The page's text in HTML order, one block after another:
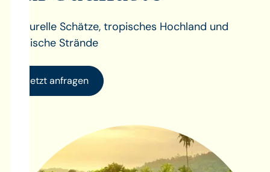
Kulturelle Schätze, tropisches Hochland und
idyllische Strände
Jetzt anfragen